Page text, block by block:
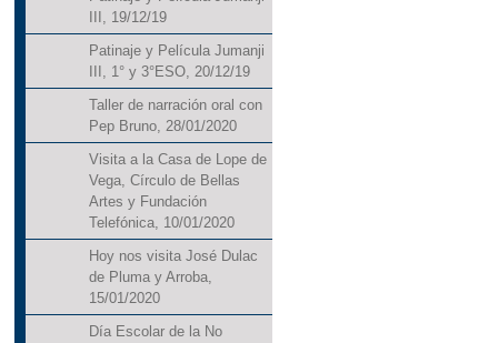
III, 19/12/19
Patinaje y Película Jumanji
III, 1° y 3°ESO, 20/12/19
Taller de narración oral con
Pep Bruno, 28/01/2020
Visita a la Casa de Lope de
Vega, Círculo de Bellas
Artes y Fundación
Telefónica, 10/01/2020
Hoy nos visita José Dulac
de Pluma y Arroba,
15/01/2020
Día Escolar de la No